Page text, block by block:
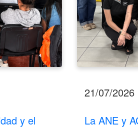
y el
21/07/2026
La ANE y